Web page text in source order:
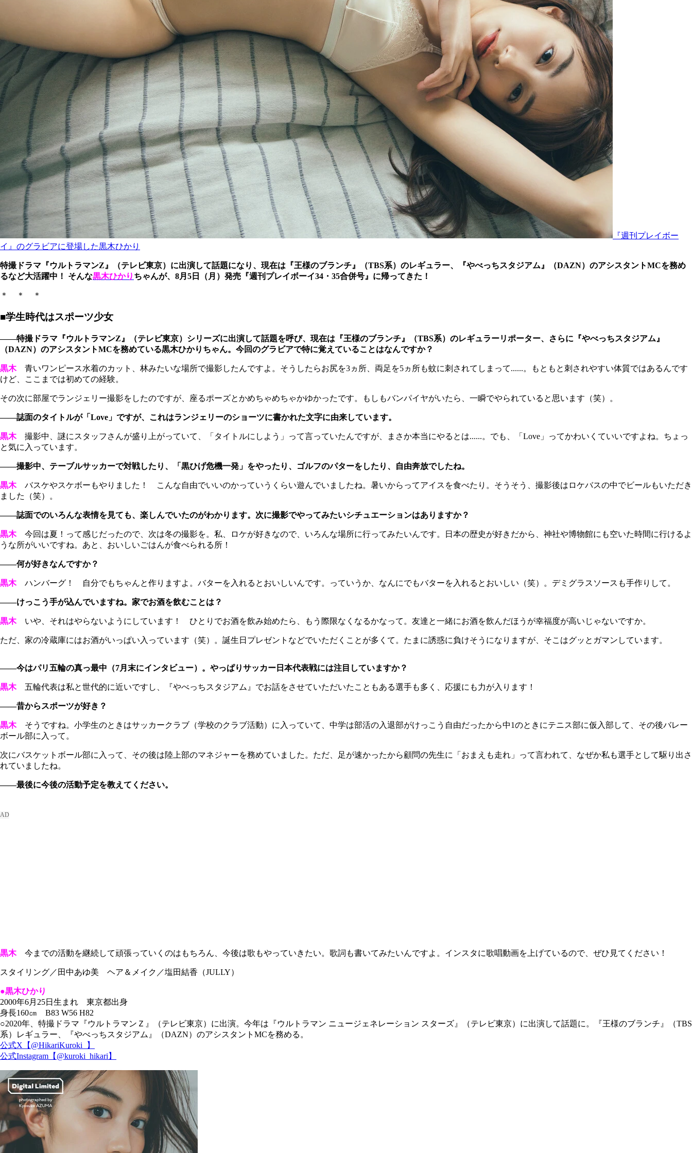
『週刊プレイボー
イ』のグラビアに登場した黒木ひかり
特撮ドラマ『ウルトラマンZ』（テレビ東京）に出演して話題になり、現在は『王様のブランチ』（TBS系）のレギュラー、『やべっちスタジアム』（DAZN）のアシスタントMCを務め
るなど大活躍中！ そんな黒木ひかり ちゃんが、8月5日（月）発売『週刊プレイボーイ34・35合併号』に帰ってきた！
＊ ＊ ＊
■学生時代はスポーツ少女
――特撮ドラマ『ウルトラマンZ』（テレビ東京）シリーズに出演して話題を呼び、現在は『王様のブランチ』（TBS系）のレギュラーリポーター、さらに『やべっちスタジアム』
（DAZN）のアシスタントMCを務めている黒木ひかりちゃん。今回のグラビアで特に覚えていることはなんですか？
黒木青いワンピース水着のカット、林みたいな場所で撮影したんですよ。そうしたらお尻を3ヵ所、両足を5ヵ所も蚊に刺されてしまって......。もともと刺されやすい体質ではあるんです
けど、ここまでは初めての経験。
その次に部屋でランジェリー撮影をしたのですが、座るポーズとかめちゃめちゃかゆかったです。もしもバンパイヤがいたら、一瞬でやられていると思います（笑）。
――誌面のタイトルが「Love」ですが、これはランジェリーのショーツに書かれた文字に由来しています。
黒木撮影中、謎にスタッフさんが盛り上がっていて、「タイトルにしよう」って言っていたんですが、まさか本当にやるとは......。でも、「Love」ってかわいくていいですよね。ちょっ
と気に入っています。
――撮影中、テーブルサッカーで対戦したり、「黒ひげ危機一発」をやったり、ゴルフのパターをしたり、自由奔放でしたね。
黒木バスケやスケボーもやりました！ こんな自由でいいのかっていうくらい遊んでいましたね。暑いからってアイスを食べたり。そうそう、撮影後はロケバスの中でビールもいただき
ました（笑）。
――誌面でのいろんな表情を見ても、楽しんでいたのがわかります。次に撮影でやってみたいシチュエーションはありますか？
黒木今回は夏！って感じだったので、次は冬の撮影を。私、ロケが好きなので、いろんな場所に行ってみたいんです。日本の歴史が好きだから、神社や博物館にも空いた時間に行けるよ
うな所がいいですね。あと、おいしいごはんが食べられる所！
――何が好きなんですか？
黒木ハンバーグ！ 自分でもちゃんと作りますよ。バターを入れるとおいしいんです。っていうか、なんにでもバターを入れるとおいしい（笑）。デミグラスソースも手作りして。
――けっこう手が込んでいますね。家でお酒を飲むことは？
黒木いや、それはやらないようにしています！ ひとりでお酒を飲み始めたら、もう際限なくなるかなって。友達と一緒にお酒を飲んだほうが幸福度が高いじゃないですか。
ただ、家の冷蔵庫にはお酒がいっぱい入っています（笑）。誕生日プレゼントなどでいただくことが多くて。たまに誘惑に負けそうになりますが、そこはグッとガマンしています。
――今はパリ五輪の真っ最中（7月末にインタビュー）。やっぱりサッカー日本代表戦には注目していますか？
黒木五輪代表は私と世代的に近いですし、『やべっちスタジアム』でお話をさせていただいたこともある選手も多く、応援にも力が入ります！
――昔からスポーツが好き？
黒木そうですね。小学生のときはサッカークラブ（学校のクラブ活動）に入っていて、中学は部活の入退部がけっこう自由だったから中1のときにテニス部に仮入部して、その後バレー
ボール部に入って。
次にバスケットボール部に入って、その後は陸上部のマネジャーを務めていました。ただ、足が速かったから顧問の先生に「おまえも走れ」って言われて、なぜか私も選手として駆り出さ
れていましたね。
――最後に今後の活動予定を教えてください。
黒木今までの活動を継続して頑張っていくのはもちろん、今後は歌もやっていきたい。歌詞も書いてみたいんですよ。インスタに歌唱動画を上げているので、ぜひ見てください！
スタイリング／田中あゆ美 ヘア＆メイク／塩田結香（JULLY）
●黒木ひかり
2000年6月25日生まれ 東京都出身
身長160㎝ B83 W56 H82
○2020年、特撮ドラマ『ウルトラマンＺ』（テレビ東京）に出演。今年は『ウルトラマン ニュージェネレーション スターズ』（テレビ東京）に出演して話題に。『王様のブランチ』（TBS
系）レギュラー、『やべっちスタジアム』（DAZN）のアシスタントMCを務める。
公式X【@HikariKuroki_】
公式Instagram【@kuroki_hikari】